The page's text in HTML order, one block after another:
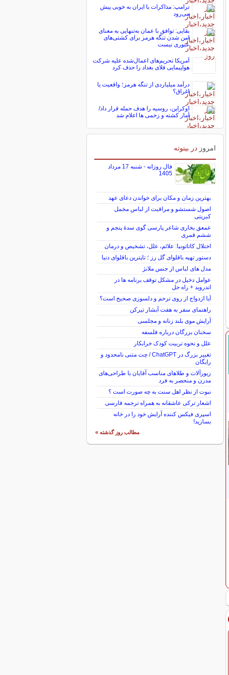
ترامپ: مذاکرات با ایران به خوبی پیش
می‌رود
بقایی: توافق با عمان به‌تنهایی به معنای
امن شدن تنگه هرمز برای کشتی‌های
عبوری نیست
آمریکا تحریم‌های اعمال‌شده علیه شرکت
هواپیمایی فلای بغداد را حذف کرد
درآمد میلیاردی از تنگه هرمز؛ واقعیت یا
اغراق؟
اوکراین، روسیه را هدف حمله قرار داد/
آمار کشته و زخمی ها اعلام شد
امروز در بیتوته
فال روزانه - شنبه 17 مرداد
1405
بهترین زمان و مکان برای خواندن دعای عهد
اصول شستشو و مراقبت از لباس مخمل
کبریتی
عمعق بخاری شاعر پارسی گوی سدهٔ پنجم و
ششم قمری
اختلال کاتاتونیا: علائم، علل، تشخیص و درمان
دستور تهیه باقلوای گل رز ؛ تاپترین باقلوای دنیا
مدل های لباس از جنس ملانژ
عوامل دخیل در مشکل توقف برنامه ها در
اندروید + راه حل
آیا ازدواج از روی ترحم و دلسوزی صحیح است؟
راهنمای سفر به هفت آبشار تیرکن
آرایش موی بلند زنانه و مجلسی
سخنان بزرگان درباره فلسفه
علل و نحوه تربیت کودک خرابکار
تغییر بزرگ در ChatGPT / چت متنی نامحدود و
رایگان
زیورآلات و طلاهای مناسب آقایان با طراحی‌های
مدرن و منحصر به فرد
نبوت از نظر اهل سنت به چه صورت است ؟
اشعار ترکی عاشقانه به همراه ترجمه فارسی
اسپری فیکس کننده آرایش خود را در خانه
بسازید!
مطالب روز گذشته »